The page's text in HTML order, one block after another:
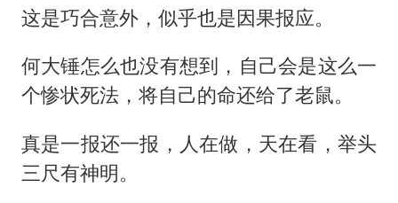
这是巧合意外，似乎也是因果报应。
何大锤怎么也没有想到，自己会是这么一
个惨状死法，将自己的命还给了老鼠。
真是一报还一报，人在做，天在看，举头
三尺有神明。